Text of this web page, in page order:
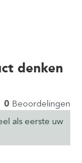
denken
0 Beoordelingen
als eerste uw